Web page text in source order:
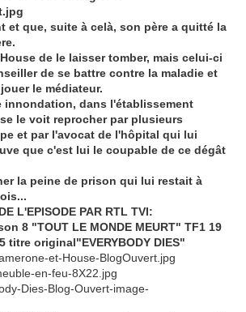
et que, suite à celà, son père a quitté la
de le laisser tomber, mais celui-ci
de se battre contre la maladie et
le médiateur.
innondation, dans l'établissement
le voit reprocher par plusieurs
et par l'avocat de l'hôpital qui lui
que c'est lui le coupable de ce dégât
la peine de prison qui lui restait à
L'EPISODE PAR RTL TVI:
8 "TOUT LE MONDE MEURT" TF1 19
titre original"EVERYBODY DIES"